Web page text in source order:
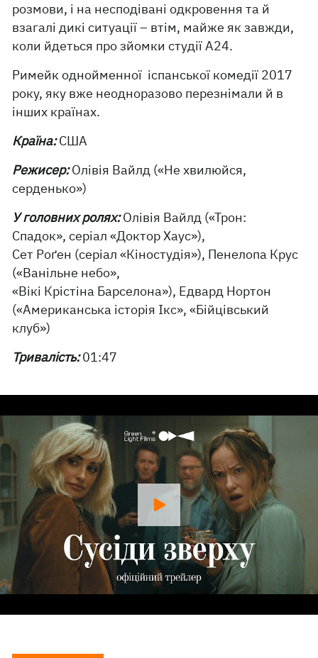
розмови, і на несподівані одкровення та й
взагалі дикі ситуації – втім, майже як завжди,
коли йдеться про зйомки студії А24.
Римейк однойменної іспанської комедії 2017
року, яку вже неодноразово перезнімали й в
інших країнах.
Країна:США
Режисер:Олівія Вайлд («Не хвилюйся,
серденько»)
У головних ролях:Олівія Вайлд («Трон:
Спадок», серіал «Доктор Хаус»),
Сет Роґен (серіал «Кіностудія»), Пенелопа Крус
(«Ванільне небо»,
«Вікі Крістіна Барселона»), Едвард Нортон
(«Американська історія Ікс», «Бійцівський
клуб»)
Тривалість:01:47